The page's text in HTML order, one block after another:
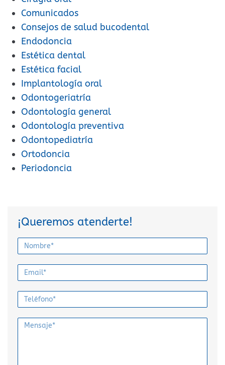
Comunicados
Consejos de salud bucodental
Endodoncia
Estética dental
Estética facial
Implantología oral
Odontogeriatría
Odontología general
Odontología preventiva
Odontopediatría
Ortodoncia
Periodoncia
¡Queremos atenderte!